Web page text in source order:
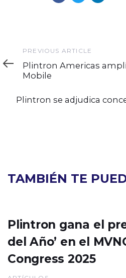
Previous
Article
PREVIOUS ARTICLE
Plintron Americas
Mobile
Article
Plintron se adjudica
TAMBIÉN TE
Plintron gana el
del Año’ en el
Congress 2025